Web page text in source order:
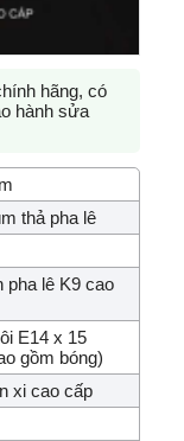
hãng, có
hành sửa
thả pha lê
pha lê K9 cao
E14 x 15
gồm bóng)
xi cao cấp